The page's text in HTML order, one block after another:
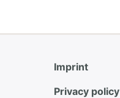
Imprint
Privacy policy